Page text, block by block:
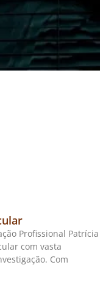
Profissional Patrícia
com vasta
Com